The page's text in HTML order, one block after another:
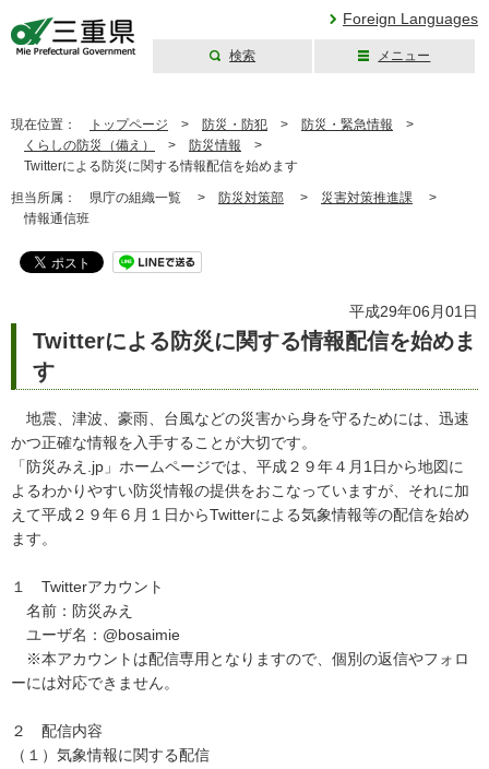
Foreign Languages
検索 メニュー
現在位置： トップページ > 防災・防犯 > 防災・緊急情報 >
くらしの防災（備え）
> 防災情報 >
Twitterによる防災に関する情報配信を始めます
担当所属： 県庁の組織一覧 > 防災対策部 > 災害対策推進課 >
情報通信班
平成29年06月01日
Twitterによる防災に関する情報配信を始めま
す
地震、津波、豪雨、台風などの災害から身を守るためには、迅速
かつ正確な情報を入手することが大切です。
「防災みえ.jp」ホームページでは、平成２９年４月1日から地図に
よるわかりやすい防災情報の提供をおこなっていますが、それに加
えて平成２９年６月１日からTwitterによる気象情報等の配信を始め
ます。
１ Twitterアカウント
名前：防災みえ
ユーザ名：@bosaimie
※本アカウントは配信専用となりますので、個別の返信やフォロ
ーには対応できません。
２ 配信内容
（１）気象情報に関する配信